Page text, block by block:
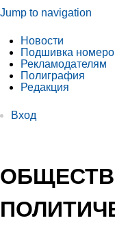
Jump to navigation
Новости
Подшивка
Рекламодателям
Полиграфия
Редакция
Вход